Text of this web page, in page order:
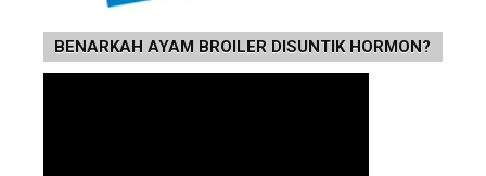
BENARKAH AYAM BROILER DISUNTIK HORMON?